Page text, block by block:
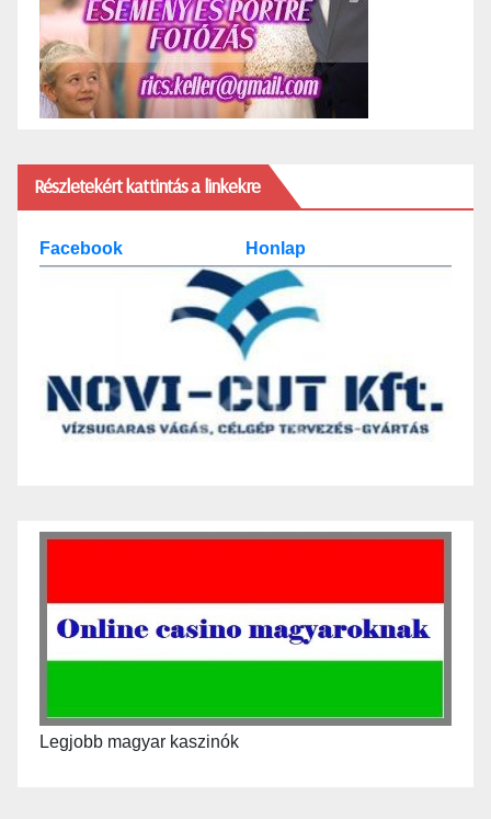
Részletekért kattintás a linkekre
Facebook Honlap
Legjobb magyar kaszinók